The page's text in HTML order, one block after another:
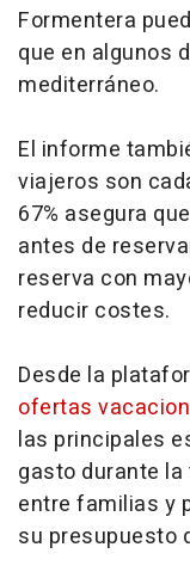
Formentera
que en algunos
mediterráneo.
El informe
viajeros son
67% asegura
antes de
reserva con
reducir costes.
Desde la
ofertas
las principales
gasto durante
entre familias y
su presupuesto